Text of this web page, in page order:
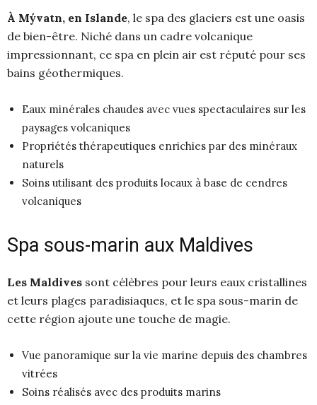
À Mývatn, en Islande, le spa des glaciers est une oasis
de bien-être. Niché dans un cadre volcanique
impressionnant, ce spa en plein air est réputé pour ses
bains géothermiques.
Eaux minérales chaudes avec vues spectaculaires sur les
paysages volcaniques
Propriétés thérapeutiques enrichies par des minéraux
naturels
Soins utilisant des produits locaux à base de cendres
volcaniques
Spa sous-marin aux Maldives
Les Maldives sont célèbres pour leurs eaux cristallines
et leurs plages paradisiaques, et le spa sous-marin de
cette région ajoute une touche de magie.
Vue panoramique sur la vie marine depuis des chambres
vitrées
Soins réalisés avec des produits marins